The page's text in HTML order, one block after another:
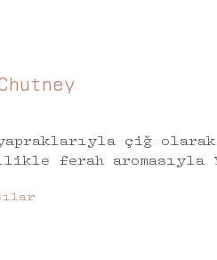
çiğ olarak
ferah aromasıyla